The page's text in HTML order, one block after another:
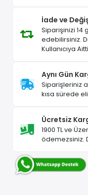
İade ve
Siparişinizi 14
edebilirsiniz.
Kullanıcıya
Aynı Gün
Siparişleriniz
kısa sürede
Ücretsiz
1900 TL ve
ödemezsiniz.